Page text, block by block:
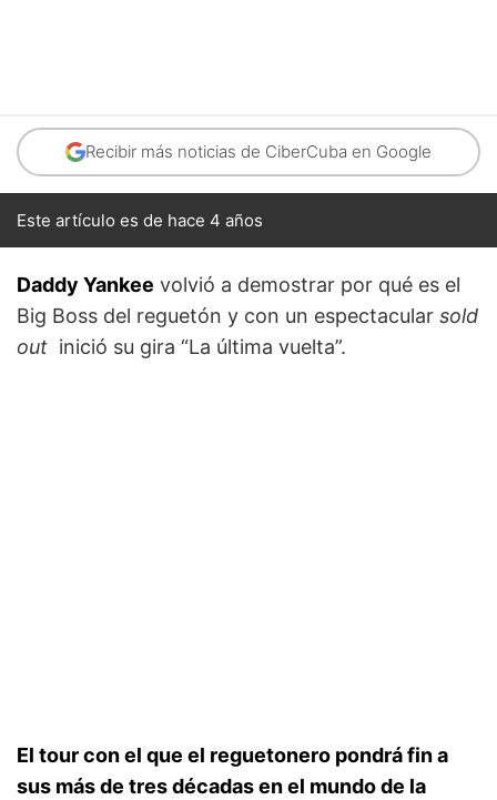
Recibir más noticias de CiberCuba en Google
Este artículo es de hace 4 años
Daddy Yankee volvió a demostrar por qué es el
Big Boss del reguetón y con un espectacular sold
out inició su gira “La última vuelta”.
El tour con el que el reguetonero pondrá fin a
sus más de tres décadas en el mundo de la